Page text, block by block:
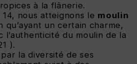
à la flânerie.
nous atteignons le moulin
qu’ayant un certain charme,
l’authenticité du moulin de la
).
la diversité de ses